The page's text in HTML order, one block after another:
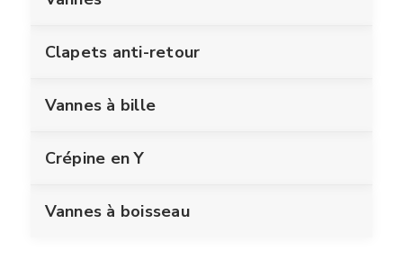
Clapets anti-retour
Vannes à bille
Crépine en Y
Vannes à boisseau